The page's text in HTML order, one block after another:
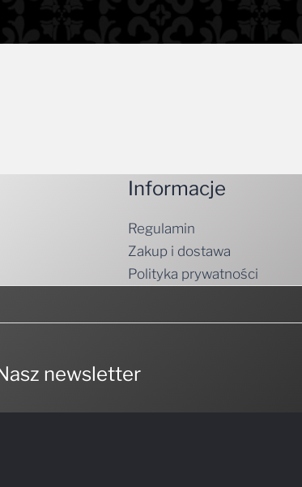
Informacje
Regulamin
Zakup i dostawa
Polityka prywatności
newsletter